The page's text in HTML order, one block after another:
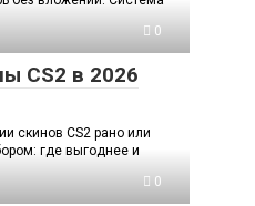
0
CS2 в 2026
скинов CS2 рано или
где выгоднее и
0